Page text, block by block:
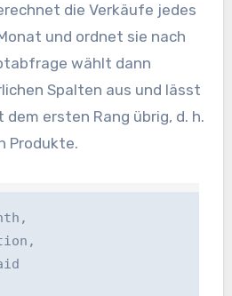
die Verkäufe jedes
und ordnet sie nach
wählt dann
Spalten aus und lässt
ersten Rang übrig, d. h.
Produkte.